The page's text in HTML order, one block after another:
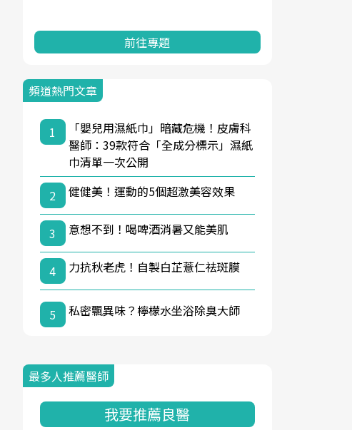
前往專題
頻道熱門文章
1
「嬰兒用濕紙巾」暗藏危機！皮膚科
醫師：39款符合「全成分標示」濕紙
巾清單一次公開
2
健健美！運動的5個超激美容效果
3 意想不到！喝啤酒消暑又能美肌
4 力抗秋老虎！自製白芷薏仁祛斑膜
5 私密飄異味？檸檬水坐浴除臭大師
最多人推薦醫師
我要推薦良醫